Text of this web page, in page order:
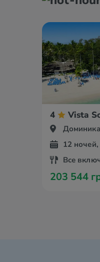
4 Vista
12
Все
203 544